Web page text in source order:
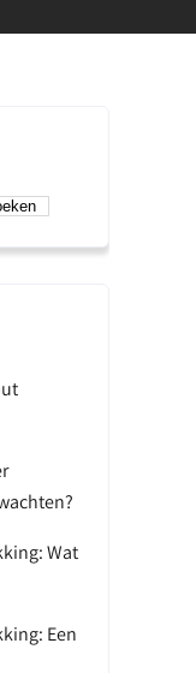
Wat
Een